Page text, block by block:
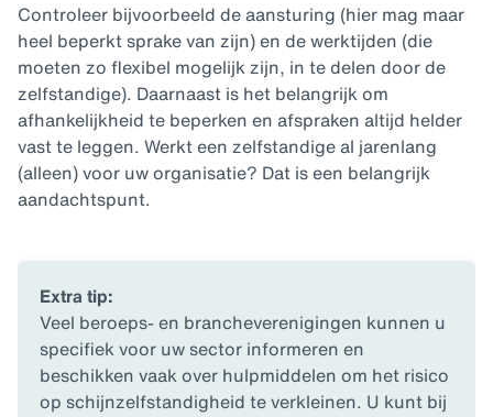
Controleer bijvoorbeeld de aansturing (hier mag maar
heel beperkt sprake van zijn) en de werktijden (die
moeten zo flexibel mogelijk zijn, in te delen door de
zelfstandige). Daarnaast is het belangrijk om
afhankelijkheid te beperken en afspraken altijd helder
vast te leggen. Werkt een zelfstandige al jarenlang
(alleen) voor uw organisatie? Dat is een belangrijk
aandachtspunt.
Extra tip:
Veel beroeps- en brancheverenigingen kunnen u
specifiek voor uw sector informeren en
beschikken vaak over hulpmiddelen om het risico
op schijnzelfstandigheid te verkleinen. U kunt bij